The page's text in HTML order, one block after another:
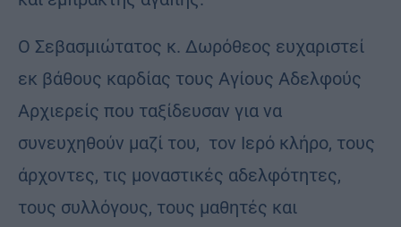
Ο Σεβασμιώτατος κ. Δωρόθεος ευχαριστεί
εκ βάθους καρδίας τους Αγίους Αδελφούς
Αρχιερείς που ταξίδευσαν για να
συνευχηθούν μαζί του, τον Ιερό κλήρο, τους
άρχοντες, τις μοναστικές αδελφότητες,
τους συλλόγους, τους μαθητές και